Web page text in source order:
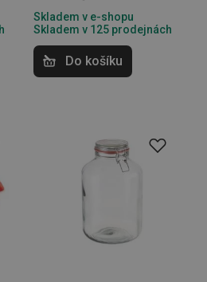
Skladem v e-shopu
Skladem v 125 prodejnách
Do košíku